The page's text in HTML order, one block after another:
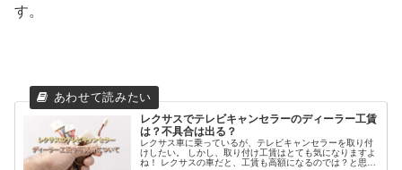
す。
レクサスでテレビキャンセラーのディーラー工賃
は？不具合は出る？
レクサス車に乗っているが、テレビキャンセラーを取り付
けしたい。 しかし、取り付け工賃はとても気になりますよ
ね！ レクサスの車だと、工賃も高額になるのでは？と思っ